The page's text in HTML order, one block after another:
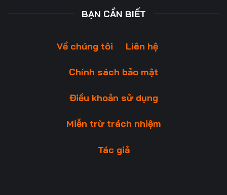
BẠN CẦN BIẾT
Về chúng tôi Liên hệ
Chính sách bảo mật
Điều khoản sử dụng
Miễn trừ trách nhiệm
Tác giả